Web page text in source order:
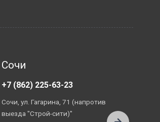
Сочи
+7 (862) 225-63-23
Сочи, ул. Гагарина, 71 (напротив
выезда "Строй-сити)"